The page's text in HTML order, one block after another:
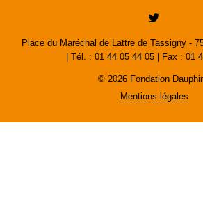
Place du Maréchal de Lattre de Tassigny -
| Tél. : 01 44 05 44 05 | Fax : 01
© 2026 Fondation
Mentions légales